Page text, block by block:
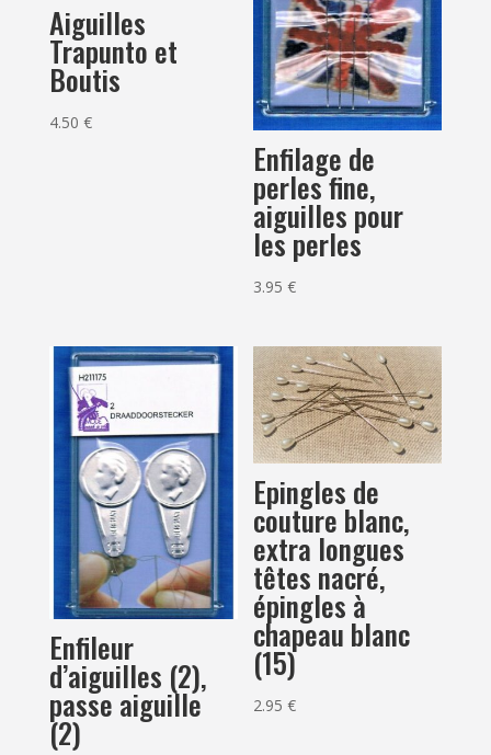
Aiguilles
Trapunto et
Boutis
4.50 €
Enfilage de
perles fine,
aiguilles pour
les perles
3.95€
Enfileur
d’aiguilles (2),
passe aiguille
(2)
Epingles de
couture blanc,
extra longues
têtes nacré,
épingles à
chapeau blanc
(15)
2.95€